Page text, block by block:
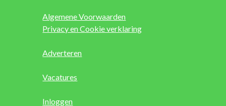
Algemene Voorwaarden
Privacy en Cookie verklaring
Adverteren
Vacatures
Inloggen